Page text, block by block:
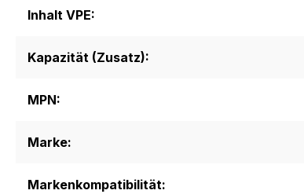
Inhalt VPE:
Kapazität (Zusatz):
MPN:
Marke:
Markenkompatibilität: